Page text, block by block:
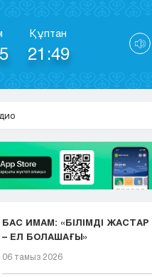
Құптан
21:49
БАС ИМАМ: «БІЛІМДІ ЖАСТАР
– ЕЛ БОЛАШАҒЫ»
06 тамыз 2026